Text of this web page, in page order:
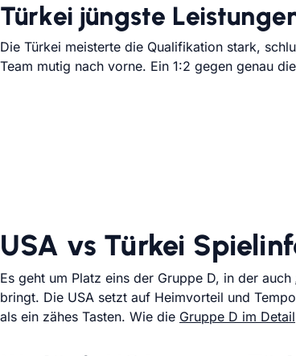
Türkei jüngste
Die Türkei meisterte die Qualifikation stark,
Team mutig nach vorne. Ein 1:2 gegen genau
USA vs Türkei
Es geht um Platz eins der Gruppe D, in der auch
bringt. Die USA setzt auf Heimvorteil und
als ein zähes Tasten. Wie die Gruppe D im Detail